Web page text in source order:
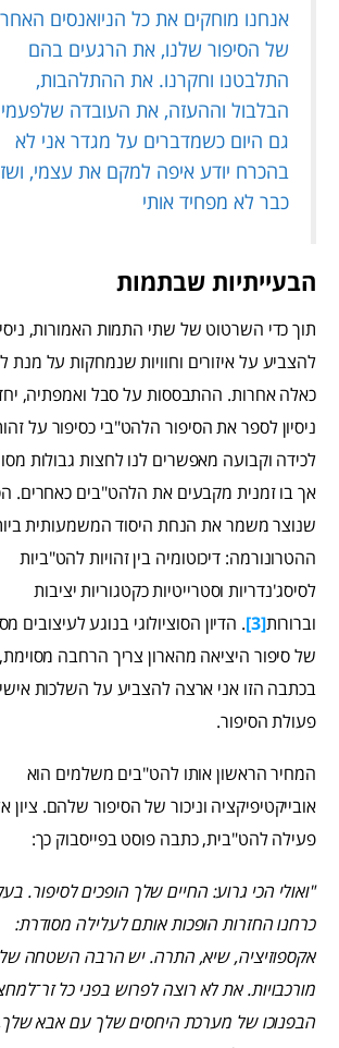
אנחנו מוחקים את כל הניואנסים
של הסיפור שלנו, את הרגעים בהם
התלבטנו וחקרנו. את ההתלהבות,
הבלבול וההעזה, את העובדה
גם היום כשמדברים על מגדר אני לא
בהכרח יודע איפה למקם את עצמי,
כבר לא מפחיד אותי
הבעייתיות שבתמות
תוך כדי השרטוט של שתי התמות האמורות,
להצביע על איזורים וחוויות שנמחקות על מנת
כאלה אחרות. ההתבססות על סבל ואמפתיה,
ניסיון לספר את הסיפור הלהט"בי כסיפור על
לכידה וקבועה מאפשרים לנו לחצות גבולות
אך בו זמנית מקבעים את הלהט"בים כאחרים.
שנוצר משמר את הנחת היסוד המשמעותית
ההטרונורמה: דיכוטומיה בין זהויות להט"ביות
לסיסג'נדריות וסטרייטיות כקטגוריות יציבות
וברורות[3]
. הדיון הסוציולוגי בנוגע לעיצובים
של סיפור היציאה מהארון צריך הרחבה
בכתבה הזו אני ארצה להצביע על השלכות
פעולת הסיפור.
המחיר הראשון אותו להט"בים משלמים הוא
אובייקטיפיקציה וניכור של הסיפור שלהם. ציון
פעילה להט"בית, כתבה פוסט בפייסבוק כך:
"ואולי הכי גרוע: החיים שלך הופכים לסיפור.
כרחנו החזרות הופכות אותם לעלילה מסודרת:
אקספוזיציה, שיא, התרה. יש הרבה השטחה של
מורכבויות. את לא רוצה לפרוש בפני כל
הבפנוכו של מערכת היחסים שלך עם אבא